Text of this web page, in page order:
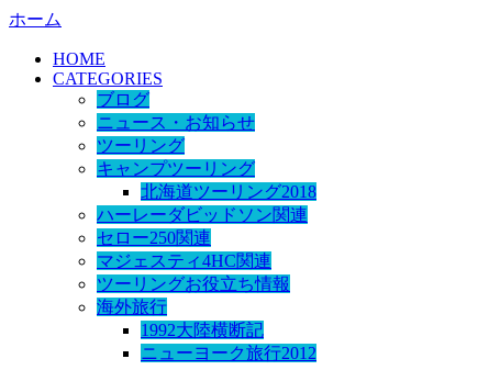
ホーム
HOME
CATEGORIES
ブログ
ニュース・お知らせ
ツーリング
キャンプツーリング
北海道ツーリング2018
ハーレーダビッドソン関連
セロー250関連
マジェスティ4HC関連
ツーリングお役立ち情報
海外旅行
1992大陸横断記
ニューヨーク旅行2012